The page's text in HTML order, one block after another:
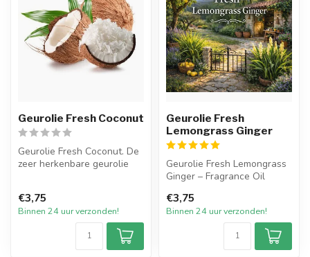
Geurolie Fresh Coconut
Geurolie Fresh Coconut. De
zeer herkenbare geurolie
€3,75
Binnen 24 uur verzonden!
Geurolie Fresh
Lemongrass Ginger
Geurolie Fresh Lemongrass
Ginger – Fragrance Oil
Fresh Lemongrass Ginger
€3,75
Binnen 24 uur verzonden!